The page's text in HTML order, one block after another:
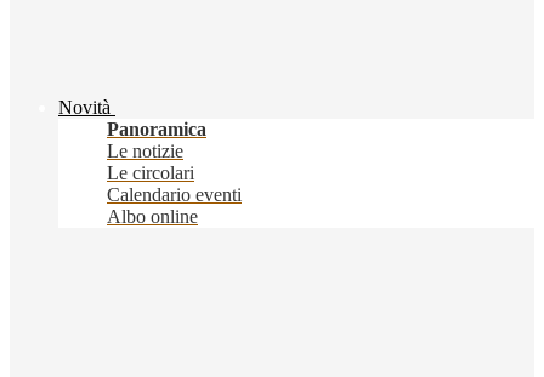
Novità
Panoramica
Le notizie
Le circolari
Calendario eventi
Albo online